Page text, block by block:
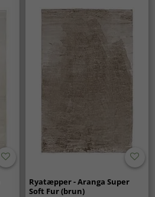
Ryatæpper - Aranga Super
Soft Fur (brun)